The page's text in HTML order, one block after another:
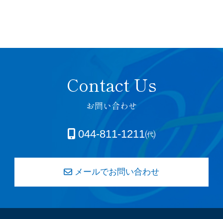
お問い合わせ
044-811-1211㈹
メールでお問い合わせ